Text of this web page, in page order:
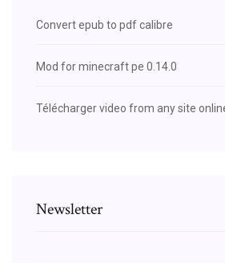
Convert epub to pdf calibre
Mod for minecraft pe 0.14.0
Télécharger video from any site
Newsletter